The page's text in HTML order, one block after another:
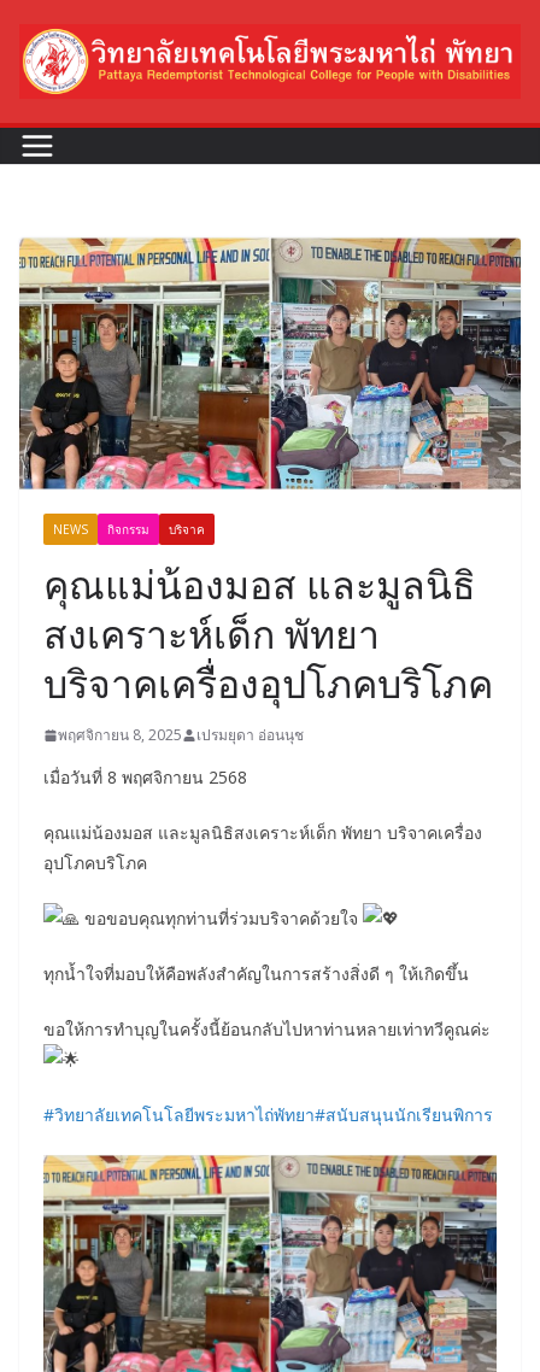
content
NEWS กิจกรรม บริจาค
คุณแม่น้องมอส และมูลนิธิ
สงเคราะห์เด็ก พัทยา
บริจาคเครื่องอุปโภคบริโภค
พฤศจิกายน 8, 2025 เปรมยุดา อ่อนนุช
เมื่อวันที่ 8 พฤศจิกายน 2568
คุณแม่น้องมอส และมูลนิธิสงเคราะห์เด็ก พัทยา บริจาคเครื่อง
อุปโภคบริโภค
ขอขอบคุณทุกท่านที่ร่วมบริจาคด้วยใจ
ทุกน้ำใจที่มอบให้คือพลังสำคัญในการสร้างสิ่งดี ๆ ให้เกิดขึ้น
ขอให้การทำบุญในครั้งนี้ย้อนกลับไปหาท่านหลายเท่าทวีคูณค่ะ
#วิทยาลัยเทคโนโลยีพระมหาไถ่พัทยา#สนับสนุนนักเรียนพิการ